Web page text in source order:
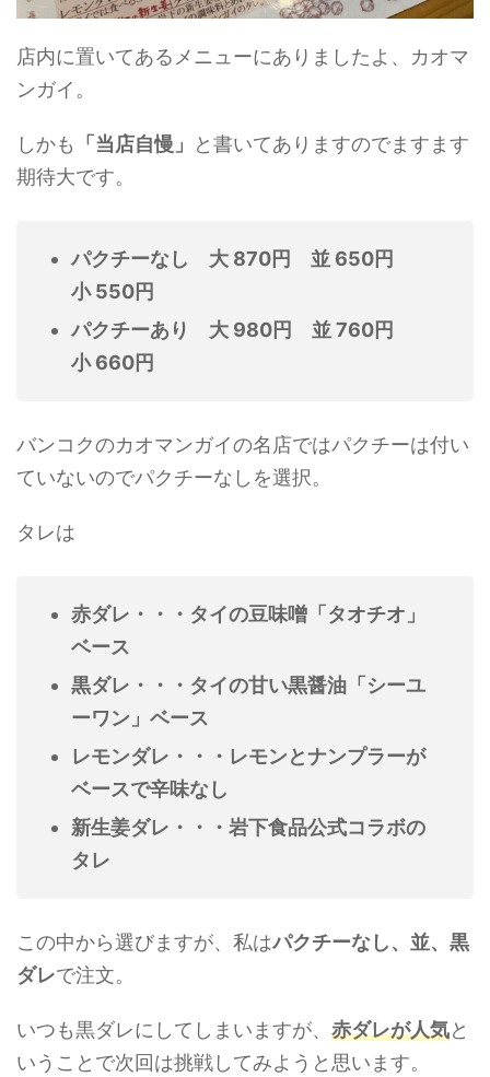
店内に置いてあるメニューにありましたよ、カオマ
ンガイ。
しかも 「当店自慢」
と書いてありますのでますます
期待大です。
パクチーなし 大 870円 並 650円
小 550円
パクチーあり 大 980円 並 760円
小 660円
バンコクのカオマンガイの名店ではパクチーは付い
ていないのでパクチーなしを選択。
タレは
赤ダレ・・・タイの豆味噌「タオチオ」
ベース
黒ダレ・・・タイの甘い黒醤油「シーユ
ーワン」ベース
レモンダレ・・・レモンとナンプラーが
ベースで辛味なし
新生姜ダレ・・・岩下食品公式コラボの
タレ
この中から選びますが、私はパクチーなし、並、黒
ダレで注文。
いつも黒ダレにしてしまいますが、 赤ダレが人気と
いうことで次回は挑戦してみようと思います。